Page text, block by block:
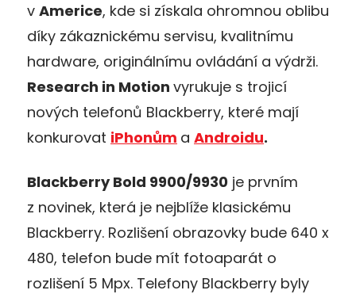
v Americe, kde si získala ohromnou oblibu
díky zákaznickému servisu, kvalitnímu
hardware, originálnímu ovládání a výdrži.
Research in Motion vyrukuje s trojicí
nových telefonů Blackberry, které mají
konkurovat iPhonům a Androidu.
Blackberry Bold 9900/9930 je prvním
z novinek, která je nejblíže klasickému
Blackberry. Rozlišení obrazovky bude 640 x
480, telefon bude mít fotoaparát o
rozlišení 5 Mpx. Telefony Blackberry byly